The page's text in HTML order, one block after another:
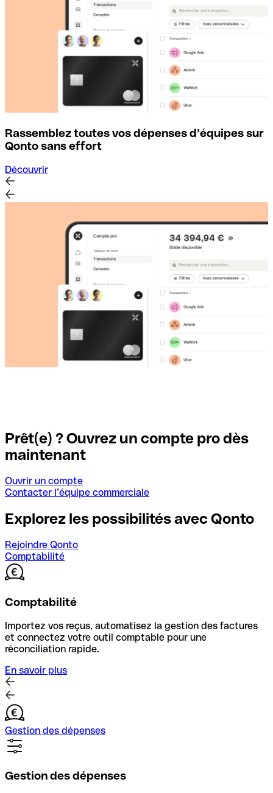
Rassemblez toutes vos dépenses d’équipes sur
Qonto sans effort
Découvrir
Prêt(e) ? Ouvrez un compte pro dès
maintenant
Ouvrir un compte
Contacter l’équipe commerciale
Explorez les possibilités avec Qonto
Rejoindre Qonto
Comptabilité
Comptabilité
Importez vos reçus, automatisez la gestion des factures
et connectez votre outil comptable pour une
réconciliation rapide.
En savoir plus
Gestion des dépenses
Gestion des dépenses